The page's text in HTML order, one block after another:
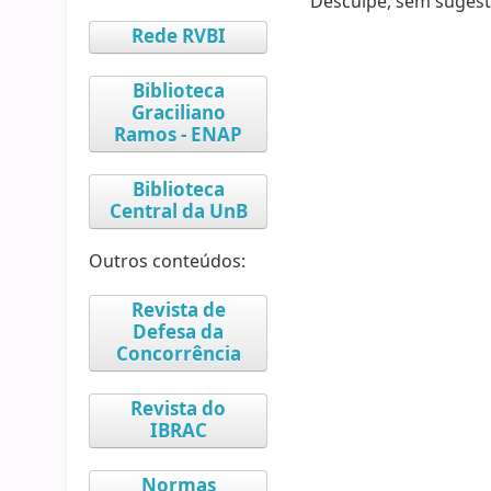
Rede RVBI
Biblioteca
Graciliano
Ramos - ENAP
Biblioteca
Central da UnB
Outros conteúdos:
Revista de
Defesa da
Concorrência
Revista do
IBRAC